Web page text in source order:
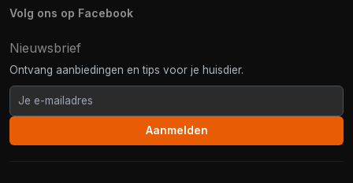
Volg ons op Facebook
Nieuwsbrief
Ontvang aanbiedingen en tips voor je huisdier.
Aanmelden